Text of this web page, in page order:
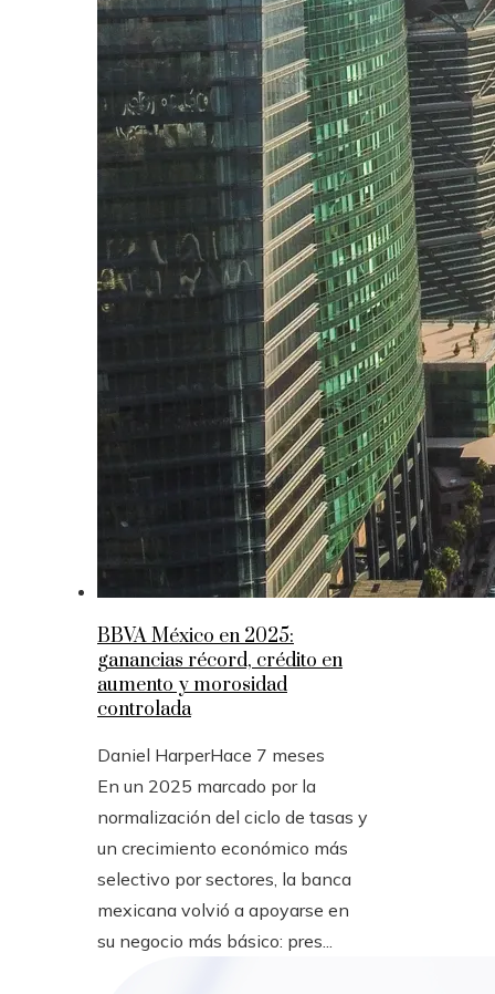
BBVA México en 2025:
ganancias récord, crédito en
aumento y morosidad
controlada
Daniel HarperHace 7 meses
En un 2025 marcado por la
normalización del ciclo de tasas y
un crecimiento económico más
selectivo por sectores, la banca
mexicana volvió a apoyarse en
su negocio más básico: pres...